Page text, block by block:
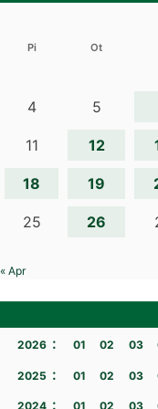
Pi Ot
4
5
11 12
18 19
25 26
« Apr
2026 : 01 02 03
2025 : 01 02 03
2024 : 01 02 03